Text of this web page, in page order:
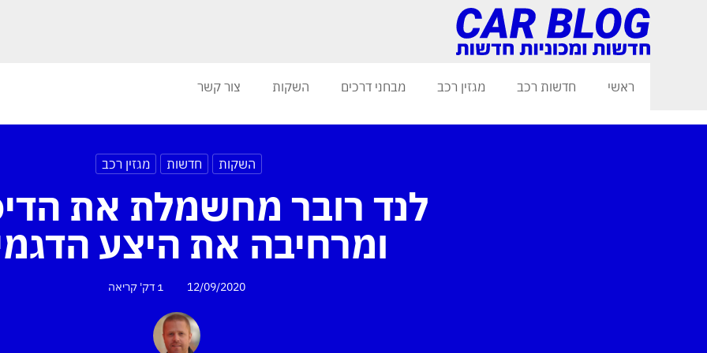
ראשי חדשות רכב מגזין רכב מבחני דרכים השקות צור קשר
השקות חדשות מגזין רכב
לנד רובר מחשמלת את
ומרחיבה את היצע
12/09/2020 1 דק' קריאה